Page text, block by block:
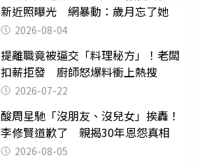
新近照曝光 網暴動：歲月忘了她
2026-08-04
提離職竟被逼交「料理秘方」！老闆
扣薪拒發 廚師怒爆料衝上熱搜
2026-07-22
酸周星馳「沒朋友、沒兒女」挨轟！
李修賢道歉了 親揭30年恩怨真相
2026-08-05